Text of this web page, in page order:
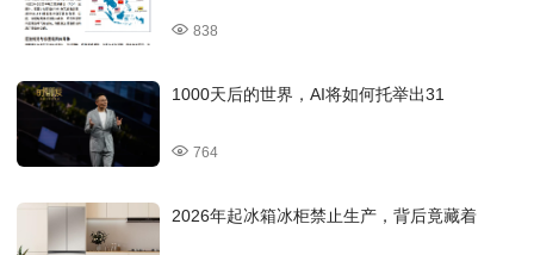
838
1000天后的世界，AI将如何托举出31
764
2026年起冰箱冰柜禁止生产，背后竟藏着